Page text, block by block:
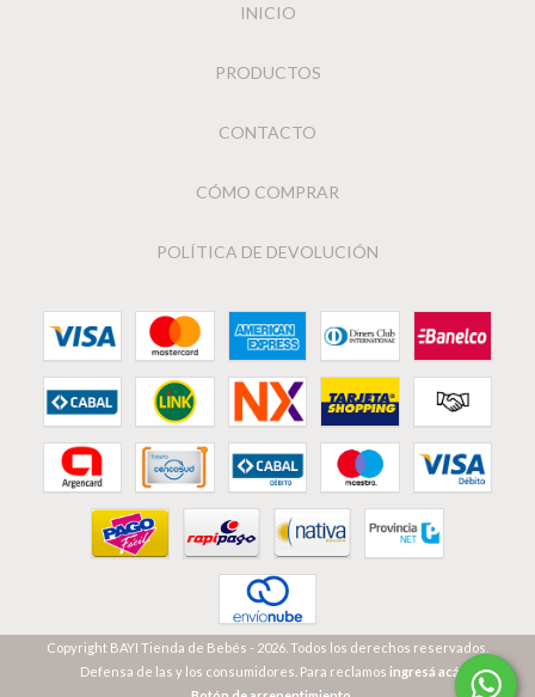
INICIO
PRODUCTOS
CONTACTO
CÓMO COMPRAR
POLÍTICA DE DEVOLUCIÓN
Copyright BAYI Tienda de Bebés - 2026. Todos los derechos reservados.
Defensa de las y los consumidores. Para reclamos ingresá acá.